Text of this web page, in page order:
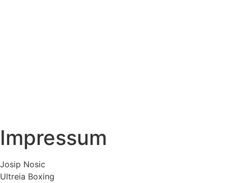
Impressum
Josip Nosic
Ultreia Boxing